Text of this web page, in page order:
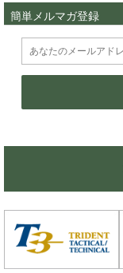
簡単メルマガ登録